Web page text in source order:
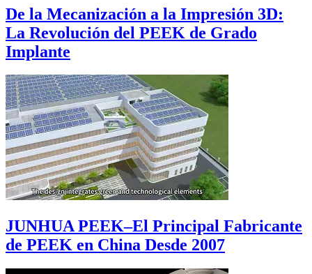
De la Mecanización a la Impresión 3D:
La Revolución del PEEK de Grado
Implante
JUNHUA PEEK–El Principal Fabricante
de PEEK en China Desde 2007